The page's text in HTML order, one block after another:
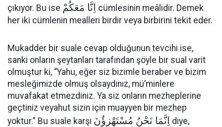
çıkıyor. Bu ise اِنَّا مَعَكُمْ cümlesinin meâlidir. Demek
her iki cümlenin mealleri birdir veya birbirini tekit eder.
Mukadder bir suale cevap olduğunun tevcihi ise,
sanki onların şeytanları tarafından şöyle bir sual varit
olmuştur ki, “Yahu, eğer siz bizimle beraber ve bizim
mesleğimizde olmuş olsaydınız, mü’minlere
muvafakat etmezdiniz. Ya siz onların mezheplerine
geçtiniz veyahut sizin için muayyen bir mezhep
yoktur.” Bu suale karşı اِنَّمَا نَحْنُ مُسْتَهْزِؤُنَ diye,